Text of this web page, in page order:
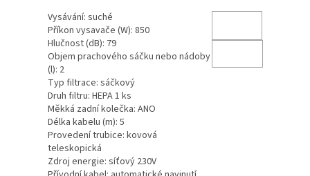
Vysávání: suché
Příkon vysavače (W): 850
Hlučnost (dB): 79
Objem prachového sáčku nebo nádoby
(l): 2
Typ filtrace: sáčkový
Druh filtru: HEPA 1 ks
Měkká zadní kolečka: ANO
Délka kabelu (m): 5
Provedení trubice: kovová
teleskopická
Zdroj energie: síťový 230V